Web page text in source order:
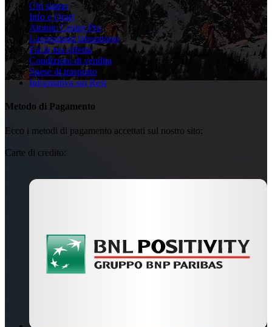
Chi siamo
Info e Orari
Atomic Center Pro
Lavorazioni laboratorio
Fai la tua offerta
Condizioni di vendita
Spese di trasporto
Informativa sui Resi
Metodo di Pagamento
Ecco i metodi di pagamento accettati sul nostro sito:
Carte di credito: